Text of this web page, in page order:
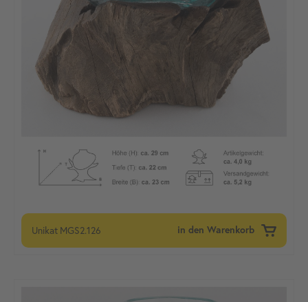
Unikat MGS2.126 in den Warenkorb